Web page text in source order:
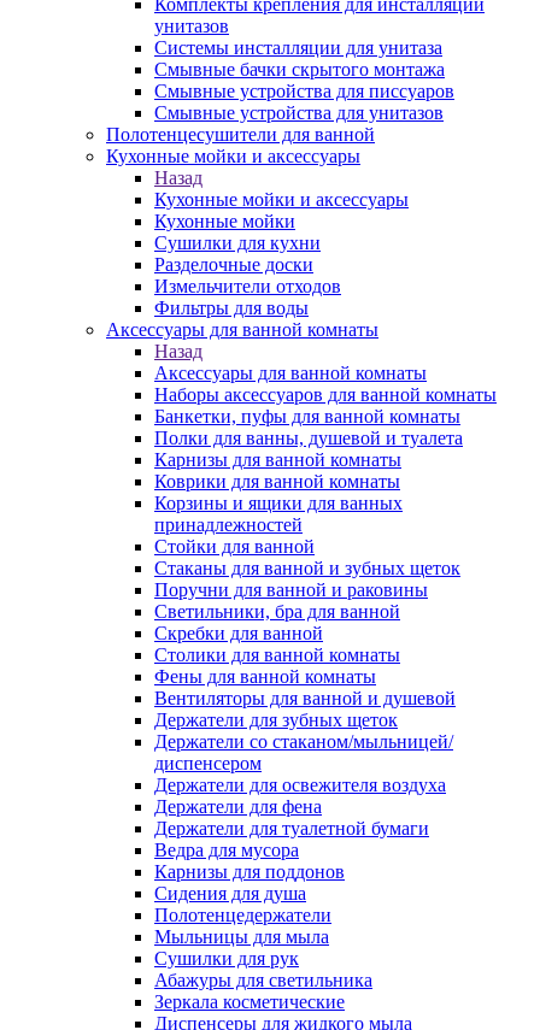
Комплекты крепления для инсталляций
унитазов
Системы инсталляции для унитаза
Смывные бачки скрытого монтажа
Смывные устройства для писсуаров
Смывные устройства для унитазов
Полотенцесушители для ванной
Кухонные мойки и аксессуары
Назад
Кухонные мойки и аксессуары
Кухонные мойки
Сушилки для кухни
Разделочные доски
Измельчители отходов
Фильтры для воды
Аксессуары для ванной комнаты
Назад
Аксессуары для ванной комнаты
Наборы аксессуаров для ванной комнаты
Банкетки, пуфы для ванной комнаты
Полки для ванны, душевой и туалета
Карнизы для ванной комнаты
Коврики для ванной комнаты
Корзины и ящики для ванных
принадлежностей
Стойки для ванной
Стаканы для ванной и зубных щеток
Поручни для ванной и раковины
Светильники, бра для ванной
Скребки для ванной
Столики для ванной комнаты
Фены для ванной комнаты
Вентиляторы для ванной и душевой
Держатели для зубных щеток
Держатели со стаканом/мыльницей/
диспенсером
Держатели для освежителя воздуха
Держатели для фена
Держатели для туалетной бумаги
Ведра для мусора
Карнизы для поддонов
Сидения для душа
Полотенцедержатели
Мыльницы для мыла
Сушилки для рук
Абажуры для светильника
Зеркала косметические
Диспенсеры для жидкого мыла